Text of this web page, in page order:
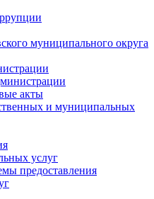
муниципального округа
акты
и муниципальных
услуг
предоставления